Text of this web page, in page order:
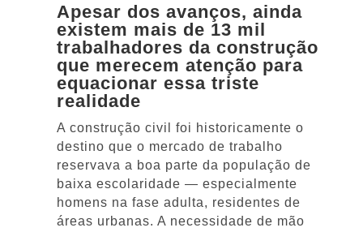
Apesar dos avanços, ainda
existem mais de 13 mil
trabalhadores da construção
que merecem atenção para
equacionar essa triste
realidade
A construção civil foi historicamente o
destino que o mercado de trabalho
reservava a boa parte da população de
baixa escolaridade — especialmente
homens na fase adulta, residentes de
áreas urbanas. A necessidade de mão